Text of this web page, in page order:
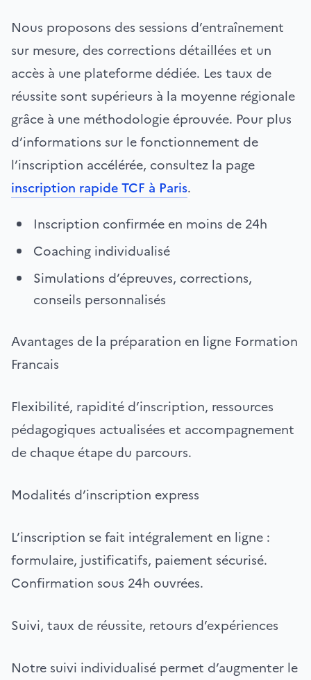
Nous proposons des sessions d’entraînement
sur mesure, des corrections détaillées et un
accès à une plateforme dédiée. Les taux de
réussite sont supérieurs à la moyenne régionale
grâce à une méthodologie éprouvée. Pour plus
d’informations sur le fonctionnement de
l’inscription accélérée, consultez la page
inscription rapide TCF à Paris.
Inscription confirmée en moins de 24h
Coaching individualisé
Simulations d’épreuves, corrections,
conseils personnalisés
Avantages de la préparation en ligne Formation
Francais
Flexibilité, rapidité d’inscription, ressources
pédagogiques actualisées et accompagnement
de chaque étape du parcours.
Modalités d’inscription express
L’inscription se fait intégralement en ligne :
formulaire, justificatifs, paiement sécurisé.
Confirmation sous 24h ouvrées.
Suivi, taux de réussite, retours d’expériences
Notre suivi individualisé permet d’augmenter le